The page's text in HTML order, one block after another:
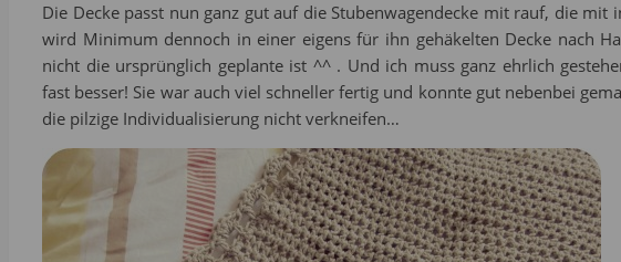
Die Decke passt nun ganz gut auf die Stubenwagendecke mit rauf, die mit
wird Minimum dennoch in einer eigens für ihn gehäkelten Decke nach
nicht die ursprünglich geplante ist ^^ . Und ich muss ganz ehrlich
fast besser! Sie war auch viel schneller fertig und konnte gut nebenbei
die pilzige Individualisierung nicht verkneifen…